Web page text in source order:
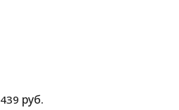
439 руб.